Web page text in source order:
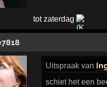
tot zaterdag
Uitspraakvan
schiet het een